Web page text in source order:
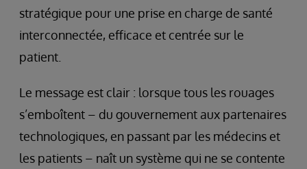
stratégique pour une prise en charge de santé
interconnectée, efficace et centrée sur le
patient.
Le message est clair : lorsque tous les rouages
s’emboîtent – du gouvernement aux partenaires
technologiques, en passant par les médecins et
les patients – naît un système qui ne se contente